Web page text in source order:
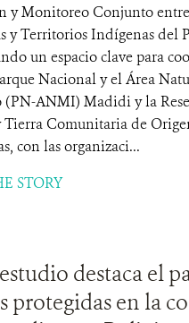
y Monitoreo Conjunto
y Territorios Indígenas del
un espacio clave para
Nacional y el Área
(PN-ANMI) Madidi y la
Tierra Comunitaria de
con las organizaci...
STORY
destaca el
protegidas en la